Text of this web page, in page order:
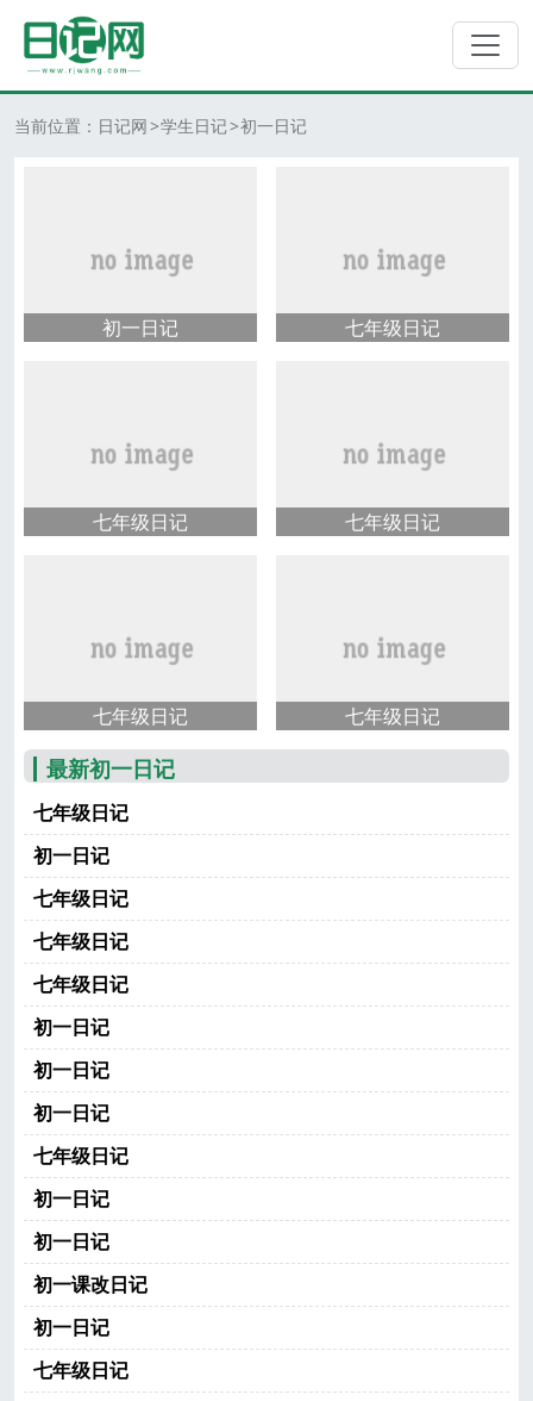
当前位置： 日记网 学生日记 初一日记
初一日记 七年级日记
七年级日记 七年级日记
七年级日记 七年级日记
最新初一日记
七年级日记
初一日记
七年级日记
七年级日记
七年级日记
初一日记
初一日记
初一日记
七年级日记
初一日记
初一日记
初一课改日记
初一日记
七年级日记